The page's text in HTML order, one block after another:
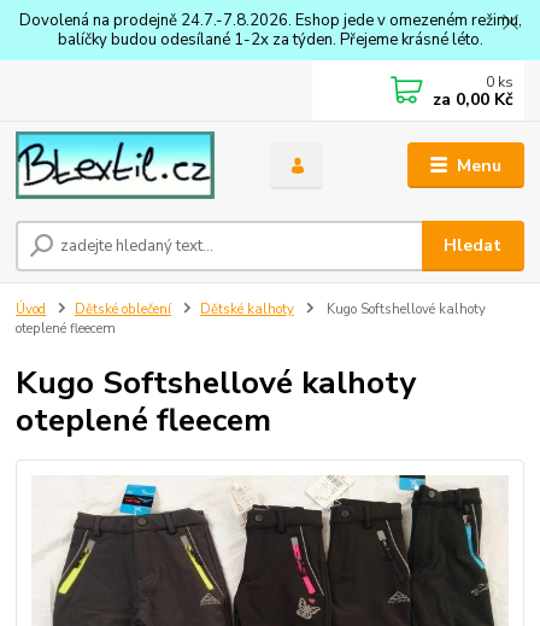
Dovolená na prodejně 24.7.-7.8.2026. Eshop jede v omezeném režimu,
balíčky budou odesílané 1-2x za týden. Přejeme krásné léto.
Menu
Hledat
0 ks
za 0,00 Kč
Úvod Dětské oblečení Dětské kalhoty
Kugo Softshellové kalhoty
oteplené fleecem
Kugo Softshellové kalhoty
oteplené fleecem